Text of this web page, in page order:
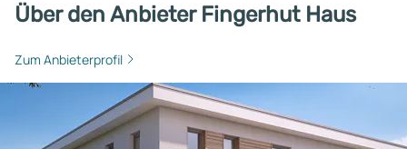
Über den Anbieter Fingerhut Haus
Zum Anbieterprofil